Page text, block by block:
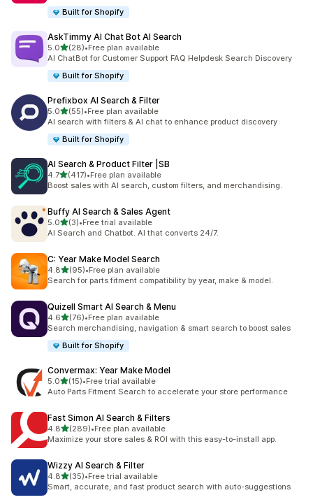
Built for Shopify
AskTimmy AI Chat Bot AI Search
5.0별 5개 중
(28)
총 리뷰 28개
•Free plan available
AI ChatBot for Customer Support FAQ Helpdesk Search Discovery
Built for Shopify
Prefixbox AI Search & Filter
5.0별 5개 중
(55)
총 리뷰 55개
•Free plan available
AI search with filters & AI chat to enhance product discovery
Built for Shopify
AI Search & Product Filter |SB
4.7별 5개 중
(417)
총 리뷰 417개
•Free plan available
Boost sales with AI search, custom filters, and merchandising.
Buffy AI Search & Sales Agent
5.0별 5개 중
(3)
총 리뷰 3개
•Free trial available
AI Search and Chatbot. AI that converts 24/7.
C: Year Make Model Search
4.8별 5개 중
(95)
총 리뷰 95개
•Free plan available
Search for parts fitment compatibility by year, make & model.
Quizell Smart AI Search & Menu
4.6별 5개 중
(76)
총 리뷰 76개
•Free plan available
Search merchandising, navigation & smart search to boost sales
Built for Shopify
Convermax: Year Make Model
5.0별 5개 중
(15)
총 리뷰 15개
•Free trial available
Auto Parts Fitment Search to accelerate your store performance
Fast Simon AI Search & Filters
4.8별 5개 중
(289)
총 리뷰 289개
•Free plan available
Maximize your store sales & ROI with this easy-to-install app.
Wizzy AI Search & Filter
4.8별 5개 중
(35)
총 리뷰 35개
•Free trial available
Smart, accurate, and fast product search with auto-suggestions